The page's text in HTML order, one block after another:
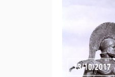
13/10/2017